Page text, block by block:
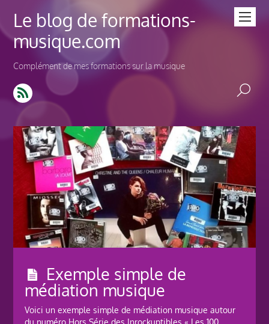
Le blog de formations-
musique.com
Complément de mes formations sur la musique
Exemple simple de
médiation musique
Voici un exemple simple de médiation musique autour
du numéro Hors Série des Inrockuptibles « Les 100